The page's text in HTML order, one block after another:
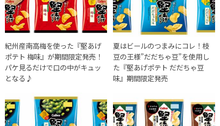
紀州産南高梅を使った『堅あげ
ポテト 梅味』が期間限定発売！
パケ見るだけで口の中がキュッ
となる♪
夏はビールのつまみにコレ！枝
豆の王様”だだちゃ豆”を使用し
た『堅あげポテト だだちゃ豆
味』期間限定発売